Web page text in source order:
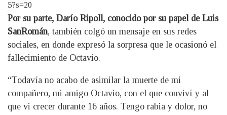
5?s=20
Por su parte, Darío Ripoll, conocido por su papel de Luis
SanRomán, también colgó un mensaje en sus redes
sociales, en donde expresó la sorpresa que le ocasionó el
fallecimiento de Octavio.
“Todavía no acabo de asimilar la muerte de mi
compañero, mi amigo Octavio, con el que conviví y al
que vi crecer durante 16 años. Tengo rabia y dolor, no